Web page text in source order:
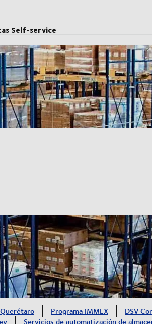
Self-service
Programa IMMEX
DSV